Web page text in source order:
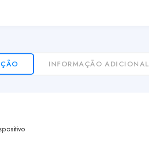
INFORMAÇÃO ADICIONAL